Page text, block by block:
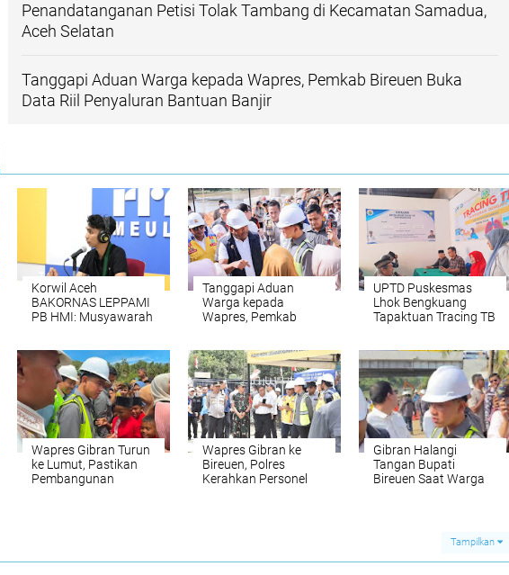
Penandatanganan Petisi Tolak Tambang di Kecamatan Samadua,
Aceh Selatan
Tanggapi Aduan Warga kepada Wapres, Pemkab Bireuen Buka
Data Riil Penyaluran Bantuan Banjir
Korwil Aceh
BAKORNAS LEPPAMI
PB HMI: Musyawarah
Petisi Tolak Tambang
di Kecamatan
Samadua, Aceh
Selatan
Tanggapi Aduan
Warga kepada
Wapres, Pemkab
Banjir
UPTD Puskesmas
Lhok Bengkuang
Tapaktuan ‎Tracing TB
Melalui Cek
Kesehatan Gratis
Wapres Gibran Turun
ke Lumut, Pastikan
Pembangunan
Wapres Gibran ke
Bireuen, Polres
Kerahkan Personel
Gibran Halangi
Tangan Bupati
Bireuen Saat Warga
Tampilkan